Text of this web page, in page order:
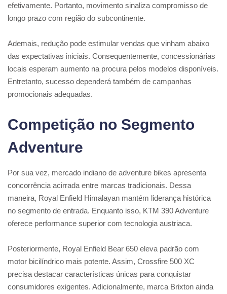
efetivamente. Portanto, movimento sinaliza compromisso de
longo prazo com região do subcontinente.
Ademais, redução pode estimular vendas que vinham abaixo
das expectativas iniciais. Consequentemente, concessionárias
locais esperam aumento na procura pelos modelos disponíveis.
Entretanto, sucesso dependerá também de campanhas
promocionais adequadas.
Competição no Segmento
Adventure
Por sua vez, mercado indiano de adventure bikes apresenta
concorrência acirrada entre marcas tradicionais. Dessa
maneira, Royal Enfield Himalayan mantém liderança histórica
no segmento de entrada. Enquanto isso, KTM 390 Adventure
oferece performance superior com tecnologia austriaca.
Posteriormente, Royal Enfield Bear 650 eleva padrão com
motor bicilíndrico mais potente. Assim, Crossfire 500 XC
precisa destacar características únicas para conquistar
consumidores exigentes. Adicionalmente, marca Brixton ainda